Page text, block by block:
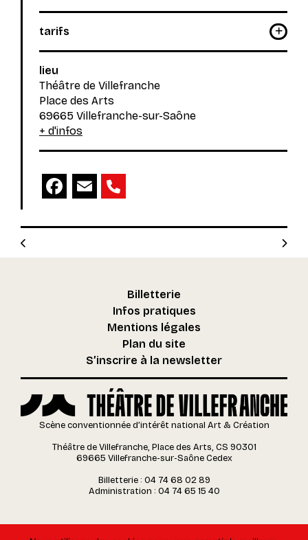
tarifs
lieu
Théâtre de Villefranche
Place des Arts
69665 Villefranche-sur-Saône
+ d'infos
Billetterie
Infos pratiques
Mentions légales
Plan du site
S’inscrire à la newsletter
Scène conventionnée d’intérêt national Art & Création
Théâtre de Villefranche, Place des Arts, CS 90301
69665 Villefranche-sur-Saône Cedex
Billetterie : 04 74 68 02 89
Administration : 04 74 65 15 40